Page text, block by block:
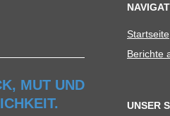
MUT UND
Start­seite
Berichte
UNSER